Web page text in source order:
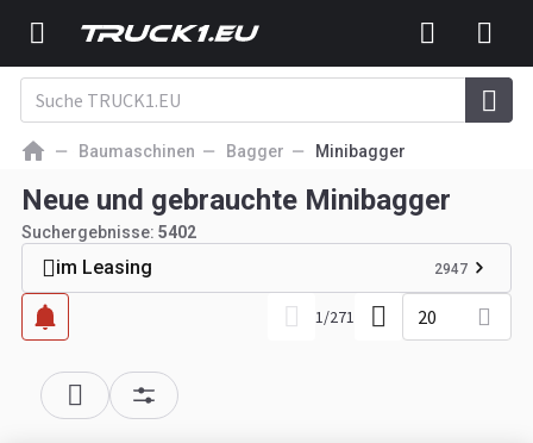
Baumaschinen Bagger Minibagger
Neue und gebrauchte Minibagger
Suchergebnisse: 5402
im Leasing 2947
1/271 20